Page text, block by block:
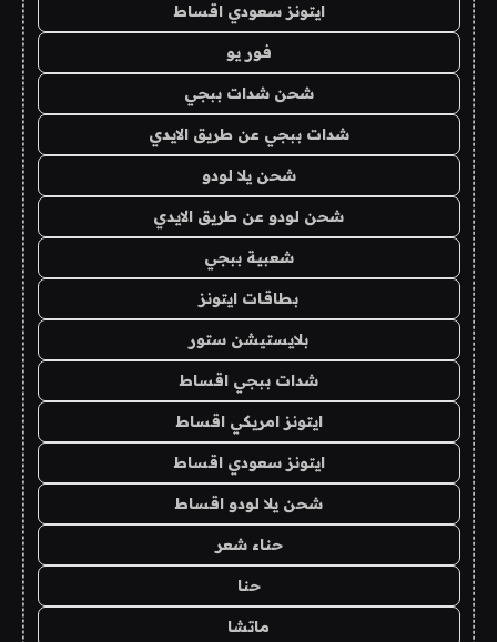
ايتونز سعودي اقساط
فور يو
شحن شدات ببجي
شدات ببجي عن طريق الايدي
شحن يلا لودو
شحن لودو عن طريق الايدي
شعبية ببجي
بطاقات ايتونز
بلايستيشن ستور
شدات ببجي اقساط
ايتونز امريكي اقساط
ايتونز سعودي اقساط
شحن يلا لودو اقساط
حناء شعر
حنا
ماتشا